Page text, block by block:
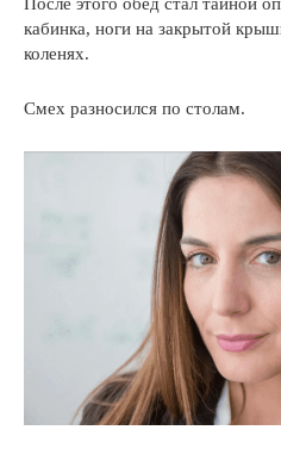
После этого обед стал тайной
кабинка, ноги на закрытой
коленях.
Смех разносился по столам.